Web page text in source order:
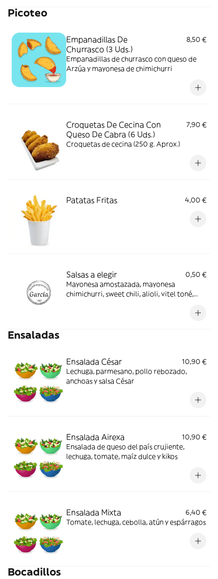
Picoteo
Empanadillas De
Churrasco (3 Uds.)
8,50 €
Empanadillas de churrasco con queso de
Arzúa y mayonesa de chimichurri
Croquetas De Cecina Con
Queso De Cabra (6 Uds.)
7,90 €
Croquetas de cecina (250 g. Aprox.)
Patatas Fritas 4,00 €
Salsas a elegir
0,50 €
Mayonesa amostazada, mayonesa
chimichurri, sweet chili, alioli, vitel toné,
Ensaladas
Ensalada César
10,90 €
Lechuga, parmesano, pollo rebozado,
anchoas y salsa César
Ensalada Airexa
10,90 €
Ensalada de queso del país crujiente,
lechuga, tomate, maíz dulce y kikos
Ensalada Mixta
6,40 €
Tomate, lechuga, cebolla, atún y espárragos
Bocadillos